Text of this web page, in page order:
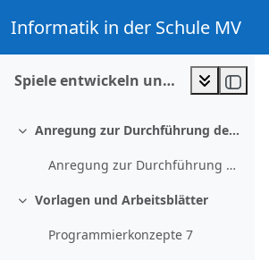
Informatik in der Schule MV
Spiele entwickeln und multimedial dokumentieren
Einklappen Anregung zur Durchführung der Unterrichtseinheit
Anregung zur Durchführung der Unterrichtseinheit
Einklappen
Vorlagen und Arbeitsblätter
Programmierkonzepte 7